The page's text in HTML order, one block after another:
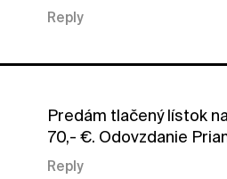
Reply
Predám tlačený lístok
70,- €. Odovzdanie
Reply